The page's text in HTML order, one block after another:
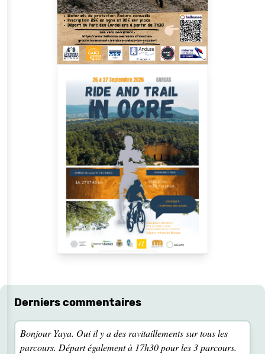
Derniers commentaires
Bonjour Yaya. Oui il y a des ravitaillements sur tous les
parcours. Départ également à 17h30 pour les 3 parcours.